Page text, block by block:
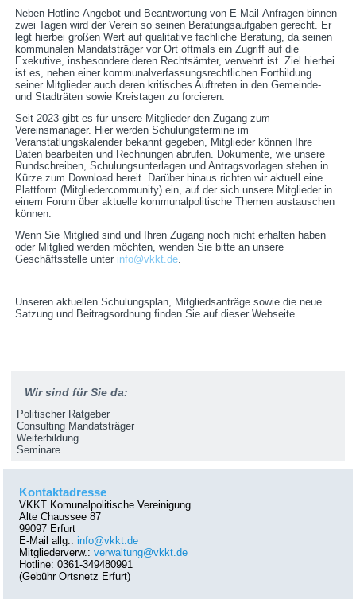
Neben Hotline-Angebot und Beantwortung von E-Mail-Anfragen binnen
zwei Tagen wird der Verein so seinen Beratungsaufgaben gerecht. Er
legt hierbei großen Wert auf qualitative fachliche Beratung, da seinen
kommunalen Mandatsträger vor Ort oftmals ein Zugriff auf die
Exekutive, insbesondere deren Rechtsämter, verwehrt ist. Ziel hierbei
ist es, neben einer kommunalverfassungsrechtlichen Fortbildung
seiner Mitglieder auch deren kritisches Auftreten in den Gemeinde-
und Stadträten sowie Kreistagen zu forcieren.
Seit 2023 gibt es für unsere Mitglieder den Zugang zum
Vereinsmanager. Hier werden Schulungstermine im
Veranstatlungskalender bekannt gegeben, Mitglieder können Ihre
Daten bearbeiten und Rechnungen abrufen. Dokumente, wie unsere
Rundschreiben, Schulungsunterlagen und Antragsvorlagen stehen in
Kürze zum Download bereit. Darüber hinaus richten wir aktuell eine
Plattform (Mitgliedercommunity) ein, auf der sich unsere Mitglieder in
einem Forum über aktuelle kommunalpolitische Themen austauschen
können.
Wenn Sie Mitglied sind und Ihren Zugang noch nicht erhalten haben
oder Mitglied werden möchten, wenden Sie bitte an unsere
Geschäftsstelle unter info@vkkt.de.
Unseren aktuellen Schulungsplan, Mitgliedsanträge sowie die neue
Satzung und Beitragsordnung finden Sie auf dieser Webseite.
Wir sind für Sie da:
Politischer Ratgeber
Consulting Mandatsträger
Weiterbildung
Seminare
Kontaktadresse
VKKT Komunalpolitische Vereinigung
Alte Chaussee 87
99097 Erfurt
E-Mail allg.:info@vkkt.de
Mitgliederverw.:verwaltung@vkkt.de
Hotline: 0361-349480991
(Gebühr Ortsnetz Erfurt)